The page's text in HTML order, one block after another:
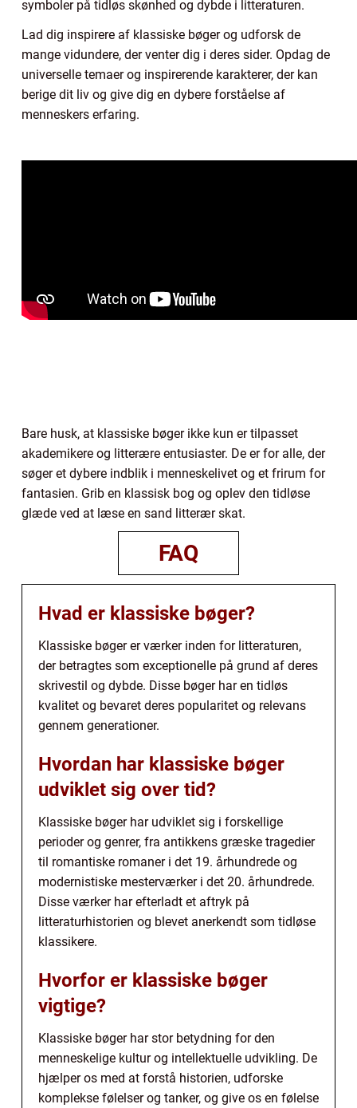
symboler på tidløs skønhed og dybde i litteraturen.
Lad dig inspirere af klassiske bøger og udforsk de
mange vidundere, der venter dig i deres sider. Opdag de
universelle temaer og inspirerende karakterer, der kan
berige dit liv og give dig en dybere forståelse af
menneskers erfaring.
Bare husk, at klassiske bøger ikke kun er tilpasset
akademikere og litterære entusiaster. De er for alle, der
søger et dybere indblik i menneskelivet og et frirum for
fantasien. Grib en klassisk bog og oplev den tidløse
glæde ved at læse en sand litterær skat.
FAQ
Hvad er klassiske bøger?
Klassiske bøger er værker inden for litteraturen,
der betragtes som exceptionelle på grund af deres
skrivestil og dybde. Disse bøger har en tidløs
kvalitet og bevaret deres popularitet og relevans
gennem generationer.
Hvordan har klassiske bøger
udviklet sig over tid?
Klassiske bøger har udviklet sig i forskellige
perioder og genrer, fra antikkens græske tragedier
til romantiske romaner i det 19. århundrede og
modernistiske mesterværker i det 20. århundrede.
Disse værker har efterladt et aftryk på
litteraturhistorien og blevet anerkendt som tidløse
klassikere.
Hvorfor er klassiske bøger
vigtige?
Klassiske bøger har stor betydning for den
menneskelige kultur og intellektuelle udvikling. De
hjælper os med at forstå historien, udforske
komplekse følelser og tanker, og give os en følelse